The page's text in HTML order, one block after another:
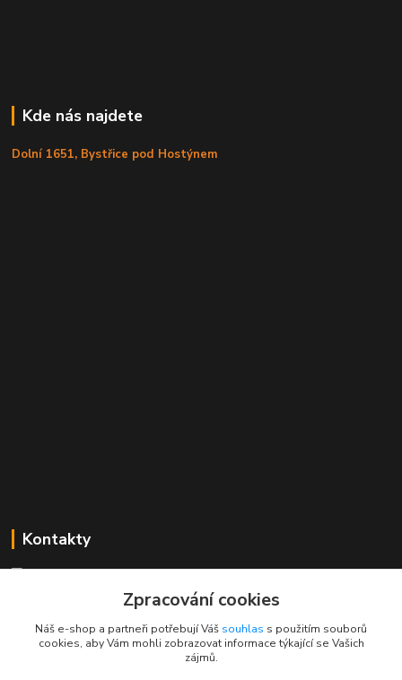
Kde nás najdete
Dolní 1651, Bystřice pod Hostýnem
Kontakty
+420 725 613 837
info@rajklubicek.cz
Zpracování cookies
Náš e-shop a partneři potřebují Váš souhlas s použitím souborů
cookies, aby Vám mohli zobrazovat informace týkající se Vašich
zájmů.